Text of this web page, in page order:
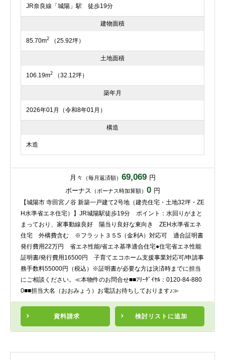
JR奈良線「城陽」駅 徒歩19分
建物面積
85.70m2 （25.92坪）
土地面積
106.19m2 （32.12坪）
築年月
2026年01月（令和8年01月）
構造
木造
月々 （毎月返済額） 69,069 円
ボーナス （ボーナス時加算額） 0 円
資料請求 検討リスト に追加
【城陽市 寺田宮ノ谷 新築一戸建て2号地（建売住宅・土地32坪・ZE
H水準省エネ住宅）】JR城陽駅徒歩19分 ポイント：水回りがまと
まっており、家事動線良好 陽当り良好な東向き ZEH水準省エネ
住宅 外構費含む ※フラット３５S（金利A）対応可 適合証明書
発行費用22万円 省エネ性能/省エネ基準適合住宅●住宅省エネ性能
証明書/発行費用16500円 子育てエコホーム支援事業対応可/申請事
務手数料55000円（税込）※証明書が必要な方は決済時までに担当
にご相談ください。≪本物件のお問合せ■■ﾌﾘｰﾀﾞｲﾔﾙ：0120-84-880
0■■担当大名（おおみょう）お電話お待ちしております♪≫